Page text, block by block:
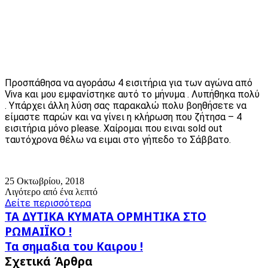
Προσπάθησα να αγοράσω 4 εισιτήρια για των αγώνα από
Viva και μου εμφανίστηκε αυτό το μήνυμα . Λυπήθηκα πολύ
. Υπάρχει άλλη λύση σας παρακαλώ πολυ βοηθήσετε να
είμαστε παρών και να γίνει η κλήρωση που ζήτησα – 4
εισιτήρια μόνο please. Χαίρομαι που ειναι sold out
ταυτόχρονα θέλω να ειμαι στο γήπεδο το Σάββατο.
25 Οκτωβρίου, 2018
Λιγότερο από ένα λεπτό
Δείτε περισσότερα
ΤΑ
ΔΥΤΙΚΑ
ΚΥΜΑΤΑ
ΟΡΜΗΤΙΚΑ
ΣΤΟ
ΤΑ ΔΥΤΙΚΑ ΚΥΜΑΤΑ ΟΡΜΗΤΙΚΑ ΣΤΟ
ΡΩΜΑΙΪΚΟ !
Τα
σημαδια
Τα σημαδια του Καιρου !
Σχετικά Άρθρα